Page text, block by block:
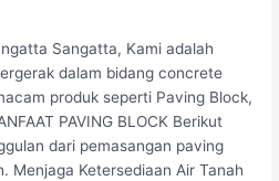
Sangatta, Kami adalah
dalam bidang concrete
produk seperti Paving Block,
PAVING BLOCK Berikut
dari pemasangan paving
Menjaga Ketersediaan Air Tanah